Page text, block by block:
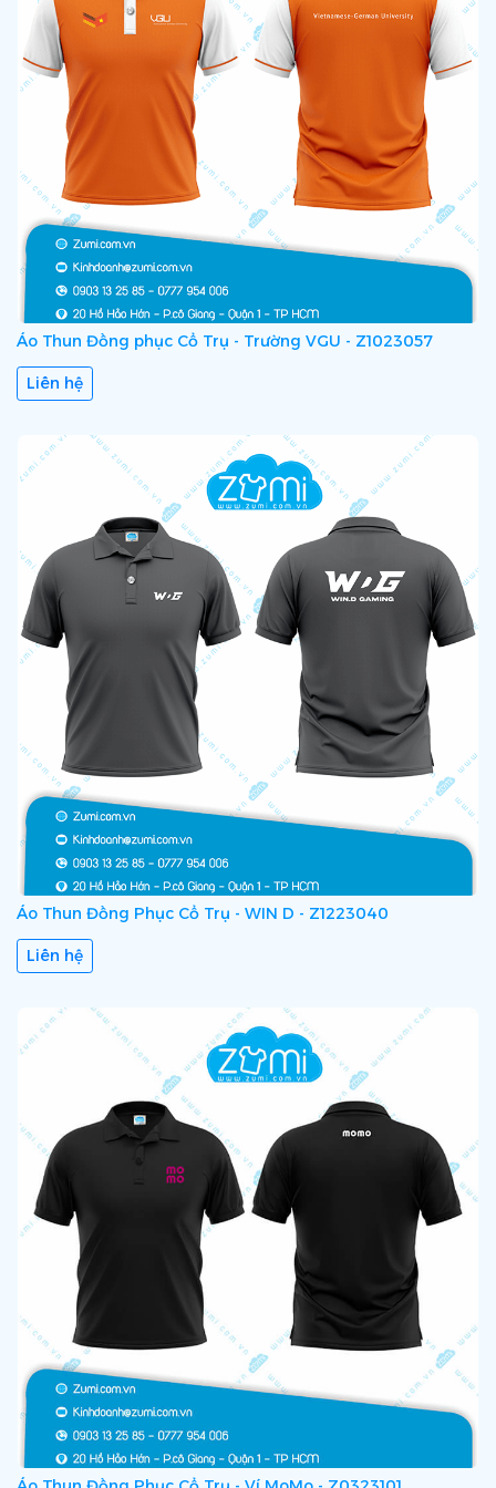
Áo Thun Đồng phục Cổ Trụ - Trường VGU - Z1023057
Liên hệ
Áo Thun Đồng Phục Cổ Trụ - WIN D - Z1223040
Liên hệ